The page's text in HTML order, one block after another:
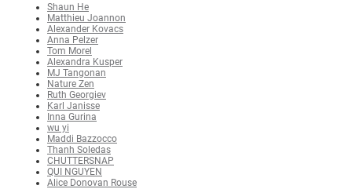
Shaun He
Matthieu Joannon
Alexander Kovacs
Anna Pelzer
Tom Morel
Alexandra Kusper
MJ Tangonan
Nature Zen
Ruth Georgiev
Karl Janisse
Inna Gurina
wu yi
Maddi Bazzocco
Thanh Soledas
CHUTTERSNAP
QUI NGUYEN
Alice Donovan Rouse